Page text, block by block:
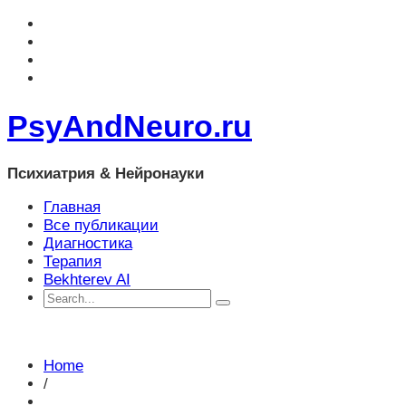
PsyAndNeuro.ru
Психиатрия & Нейронауки
Главная
Все публикации
Диагностика
Терапия
Bekhterev AI
Home
/